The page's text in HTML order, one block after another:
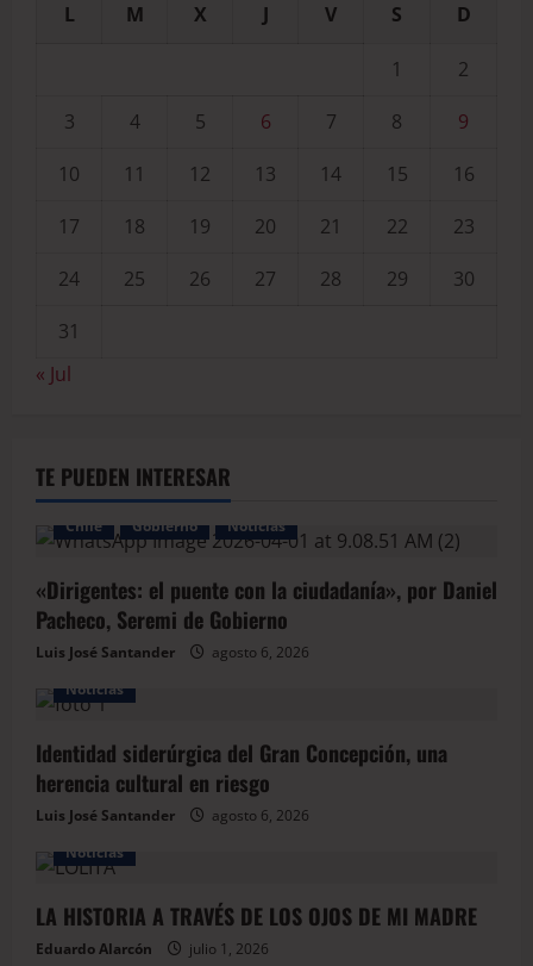
L M X J V S D
1
2
3
4 5 6 7 8
9
10
11 12 13 14 15
16
17
18 19 20 21 22
23
24
25 26 27 28 29
30
31
« Jul
TE PUEDEN INTERESAR
Chile Gobierno Noticias
«Dirigentes: el puente con la ciudadanía», por Daniel
Pacheco, Seremi de Gobierno
Luis José Santander
agosto 6, 2026
Noticias
Identidad siderúrgica del Gran Concepción, una
herencia cultural en riesgo
Luis José Santander
agosto 6, 2026
Noticias
LA HISTORIA A TRAVÉS DE LOS OJOS DE MI MADRE
Eduardo Alarcón
julio 1, 2026